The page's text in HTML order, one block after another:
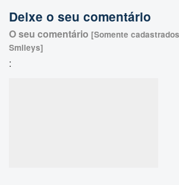
Deixe o seu comentário
O seu comentário [Somente
Smileys]
: